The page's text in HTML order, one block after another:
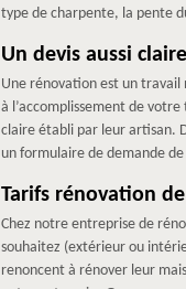
type de charpente, la pente
Un devis aussi
Une rénovation est un travail
à l’accomplissement de
claire établi par leur artisan.
un formulaire de demande
Tarifs rénovation
Chez notre entreprise de
souhaitez (extérieur ou
renoncent à rénover leur